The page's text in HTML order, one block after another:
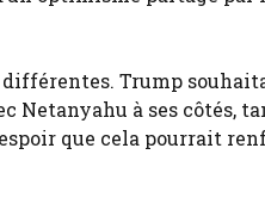
Trump
à ses côtés,
que cela pourrait